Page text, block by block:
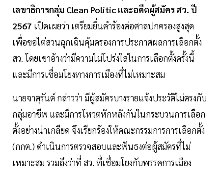
เลขาธิการกลุ่ม Clean Politic และอดีตผู้สมัคร สว. ปี
2567 เปิดเผยว่า เตรียมยื่นคำร้องต่อศาลปกครองสูงสุด
เพื่อขอไต่สวนฉุกเฉินคุ้มครองการประกาศผลการเลือกตั้ง
สว. โดยเขาอ้างว่ามีความไม่โปร่งใสในการเลือกตั้งครั้งนี้
และมีการเชื่อมโยงทางการเมืองที่ไม่เหมาะสม
นายจาตุรันต์ กล่าวว่า มีผู้สมัครบางรายแจ้งประวัติไม่ตรงกับ
กลุ่มอาชีพ และมีการโหวตหักหลังกันในกระบวนการเลือก
ตั้งอย่างน่าเกลียด จึงเรียกร้องให้คณะกรรมการการเลือกตั้ง
(กกต.) ดำเนินการตรวจสอบและฟันธงต่อผู้สมัครที่ไม่
เหมาะสม รวมถึงว่าที่ สว. ที่เชื่อมโยงกับพรรคการเมือง